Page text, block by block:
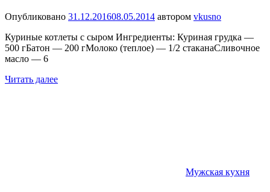
Опубликовано 31.12.201608.05.2014 автором vkusno
Куриные котлеты с сыром Ингредиенты: Куриная грудка —
500 гБатон — 200 гМолоко (теплое) — 1/2 стаканаСливочное
масло — 6
Читать далее
Мужская кухня